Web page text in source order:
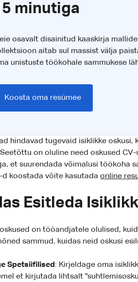
minutiga
osavalt disainitud kaaskirja mallide
aitab sul massist välja
unistuste töökohale sammukese
Koosta oma resümee
hindavad tugevaid isiklikke
on oluline need oskused
et suurendada võimalusi töökoha
d koostada võite kasutadaonline
Esitleda
on tööandjatele olulised,
sammud, kuidas neid oskusi
Spetsiifilised : Kirjeldage oma
et kirjutada lihtsalt